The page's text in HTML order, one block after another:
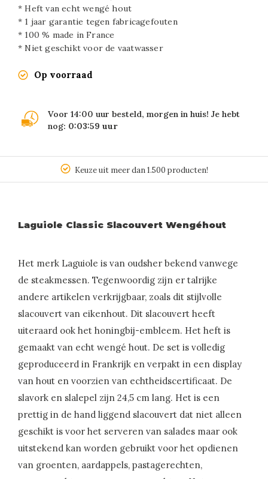
* Heft van echt wengé hout
* 1 jaar garantie tegen fabricagefouten
* 100 % made in France
* Niet geschikt voor de vaatwasser
Op voorraad
Voor 14:00 uur besteld, morgen in huis! Je hebt
nog: 0:03:59 uur
Keuze uit meer dan 1.500 producten!
Laguiole Classic Slacouvert Wengéhout
Het merk Laguiole is van oudsher bekend vanwege
de steakmessen. Tegenwoordig zijn er talrijke
andere artikelen verkrijgbaar, zoals dit stijlvolle
slacouvert van eikenhout. Dit slacouvert heeft
uiteraard ook het honingbij-embleem. Het heft is
gemaakt van echt wengé hout. De set is volledig
geproduceerd in Frankrijk en verpakt in een display
van hout en voorzien van echtheidscertificaat. De
slavork en slalepel zijn 24,5 cm lang. Het is een
prettig in de hand liggend slacouvert dat niet alleen
geschikt is voor het serveren van salades maar ook
uitstekend kan worden gebruikt voor het opdienen
van groenten, aardappels, pastagerechten,